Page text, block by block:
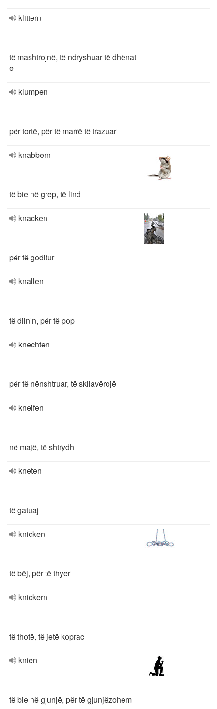
klittern
të mashtrojnë, të ndryshuar të dhënat
e
klumpen
për tortë, për të marrë të trazuar
knabbern
të bie në grep, të lind
knacken
për të goditur
knallen
të dilnin, për të pop
knechten
për të nënshtruar, të skllavërojë
kneifen
në majë, të shtrydh
kneten
të gatuaj
knicken
të bëj, për të thyer
knickern
të thotë, të jetë koprac
knien
të bie në gjunjë, për të gjunjëzohem